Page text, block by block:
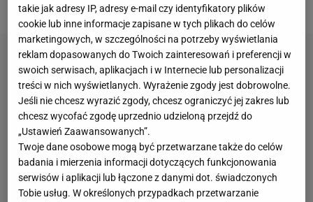
takie jak adresy IP, adresy e-mail czy identyfikatory plików
cookie lub inne informacje zapisane w tych plikach do celów
marketingowych, w szczególności na potrzeby wyświetlania
reklam dopasowanych do Twoich zainteresowań i preferencji w
swoich serwisach, aplikacjach i w Internecie lub personalizacji
treści w nich wyświetlanych. Wyrażenie zgody jest dobrowolne.
Jeśli nie chcesz wyrazić zgody, chcesz ograniczyć jej zakres lub
chcesz wycofać zgodę uprzednio udzieloną przejdź do
„Ustawień Zaawansowanych”.
Twoje dane osobowe mogą być przetwarzane także do celów
badania i mierzenia informacji dotyczących funkcjonowania
serwisów i aplikacji lub łączone z danymi dot. świadczonych
Tobie usług. W określonych przypadkach przetwarzanie